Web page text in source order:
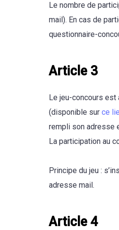
Le nombre de
mail). En cas de
questionnaire-
Article 3
Le jeu-concours
(disponible sur ce
rempli son adresse
La participation au
Principe du jeu :
adresse mail.
Article 4